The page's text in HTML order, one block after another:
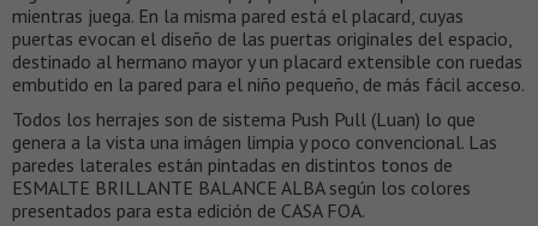
mientras juega. En la misma pared está el placard, cuyas
puertas evocan el diseño de las puertas originales del espacio,
destinado al hermano mayor y un placard extensible con ruedas
embutido en la pared para el niño pequeño, de más fácil acceso.
Todos los herrajes son de sistema Push Pull (Luan) lo que
genera a la vista una imágen limpia y poco convencional. Las
paredes laterales están pintadas en distintos tonos de
ESMALTE BRILLANTE BALANCE ALBA según los colores
presentados para esta edición de CASA FOA.